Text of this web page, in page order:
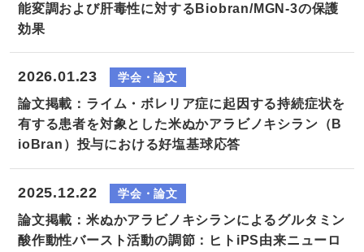
能変調および肝毒性に対するBiobran/MGN-3の保護
効果
2026.01.23 学会・論文
論文掲載：ライム・ボレリア症に起因する持続症状を
有する患者を対象とした米ぬかアラビノキシラン（B
ioBran）投与における好塩基球応答
2025.12.22 学会・論文
論文掲載：米ぬかアラビノキシランによるグルタミン
酸作動性バースト活動の調節：ヒトiPS由来ニューロ